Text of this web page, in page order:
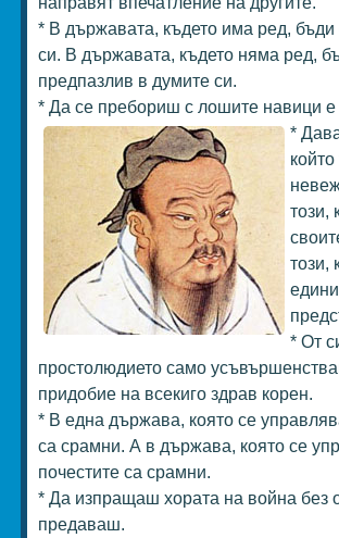
* В държавата, където има ред,
си. В държавата, където няма ред,
предпазлив в думите си.
* Да се пребориш с лошите навици е
*
този,
този,
* От
простолюдието само
придобие на всекиго здрав корен.
* В една държава, която се
са срамни. А в държава, която се
почестите са срамни.
* Да изпращаш хората на война без
предаваш.